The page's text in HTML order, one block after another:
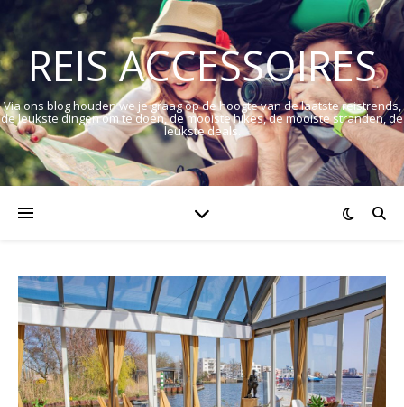
REIS ACCESSOIRES
Via ons blog houden we je graag op de hoogte van de laatste reistrends,
de leukste dingen om te doen, de mooiste hikes, de mooiste stranden, de
leukste deals.